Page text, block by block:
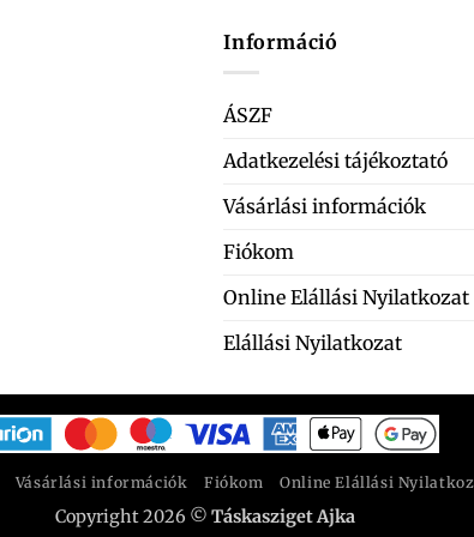
Információ
ÁSZF
Adatkezelési tájékoztató
Vásárlási információk
Fiókom
Online Elállási Nyilatkozat
Elállási Nyilatkozat
Vásárlási információk Fiókom Online Elállási
Copyright 2026 © Táskasziget Ajka